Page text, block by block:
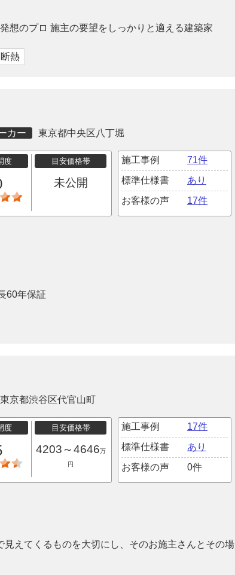
想のプロ 施主の要望をしっかりと適える建築家
熱
カー 東京都中央区八丁堀
度 目安価格帯
未公開
施工事例
71件
標準仕様書
あり
お客様の声
17件
60年保証
東京都渋谷区代官山町
度 目安価格帯
4203～4646万
円
施工事例
17件
標準仕様書
あり
お客様の声
0件
見えてくるものを大切にし、そのお施主さんとその場